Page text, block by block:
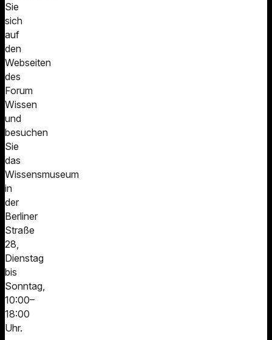
Sie
sich
auf
den
Webseiten
des
Forum
Wissen
und
besuchen
Sie
das
Wissensmuseum
in
der
Berliner
Straße
28,
Dienstag
bis
Sonntag,
10:00–
18:00
Uhr.